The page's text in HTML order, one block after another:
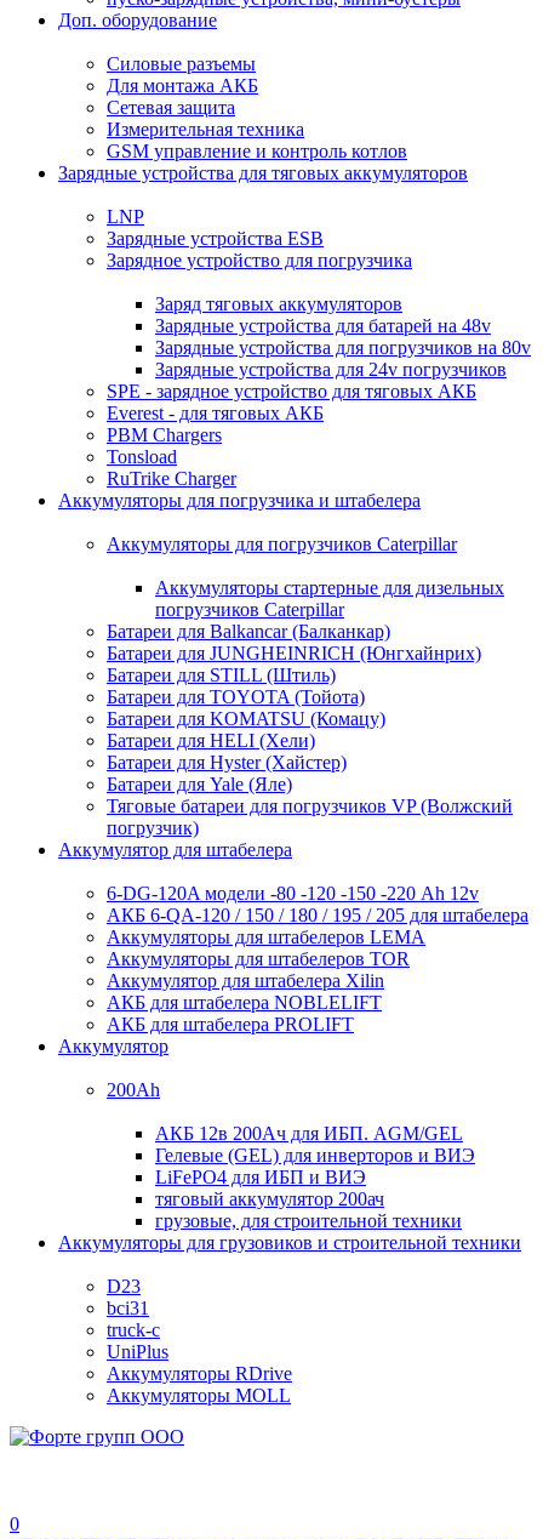
Доп. оборудование
Силовые разъемы
Для монтажа АКБ
Сетевая защита
Измерительная техника
GSM управление и контроль котлов
Зарядные устройства для тяговых аккумуляторов
LNP
Зарядные устройства ESB
Зарядное устройство для погрузчика
Заряд тяговых аккумуляторов
Зарядные устройства для батарей на 48v
Зарядные устройства для погрузчиков на 80v
Зарядные устройства для 24v погрузчиков
SPE - зарядное устройство для тяговых АКБ
Everest - для тяговых АКБ
PBM Chargers
Tonsload
RuTrike Charger
Аккумуляторы для погрузчика и штабелера
Аккумуляторы для погрузчиков Caterpillar
Аккумуляторы стартерные для дизельных
погрузчиков Caterpillar
Батареи для Balkancar (Балканкар)
Батареи для JUNGHEINRICH (Юнгхайнрих)
Батареи для STILL (Штиль)
Батареи для TOYOTA (Тойота)
Батареи для KOMATSU (Комацу)
Батареи для HELI (Хели)
Батареи для Hyster (Хайстер)
Батареи для Yale (Яле)
Тяговые батареи для погрузчиков VP (Волжский
погрузчик)
Аккумулятор для штабелера
6-DG-120A модели -80 -120 -150 -220 Ah 12v
АКБ 6-QA-120 / 150 / 180 / 195 / 205 для штабелера
Аккумуляторы для штабелеров LEMA
Аккумуляторы для штабелеров TOR
Аккумулятор для штабелера Xilin
АКБ для штабелера NOBLELIFT
АКБ для штабелера PROLIFT
Аккумулятор
200Ah
АКБ 12в 200Ач для ИБП. AGM/GEL
Гелевые (GEL) для инверторов и ВИЭ
LiFePO4 для ИБП и ВИЭ
тяговый аккумулятор 200ач
грузовые, для строительной техники
Аккумуляторы для грузовиков и строительной техники
D23
bci31
truck-c
UniPlus
Аккумуляторы RDrive
Аккумуляторы MOLL
0